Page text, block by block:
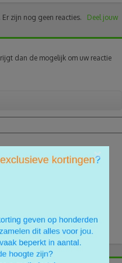
Er zijn nog geen reacties. Deel jouw
dan de mogelijk om uw reactie
plaatsen
×